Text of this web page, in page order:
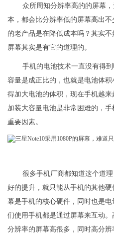
众所周知分辨率高的的屏幕
本，都会比分辨率低的屏幕高出
的老产品是在降低成本吗？其实
屏幕其实是有它的道理的。
手机的电池技术一直没有得
容量是成正比的，也就是电池体
得加大电池的体积，现在手机越
加装大容量电池是非常困难的，
重要因素。
很多手机厂商都知道这个道
好的提升，就只能从手机的其他
幕是手机的核心硬件，同时也是
们使用手机都是通过屏幕来互动
分辨率的屏幕高很多，同时高分